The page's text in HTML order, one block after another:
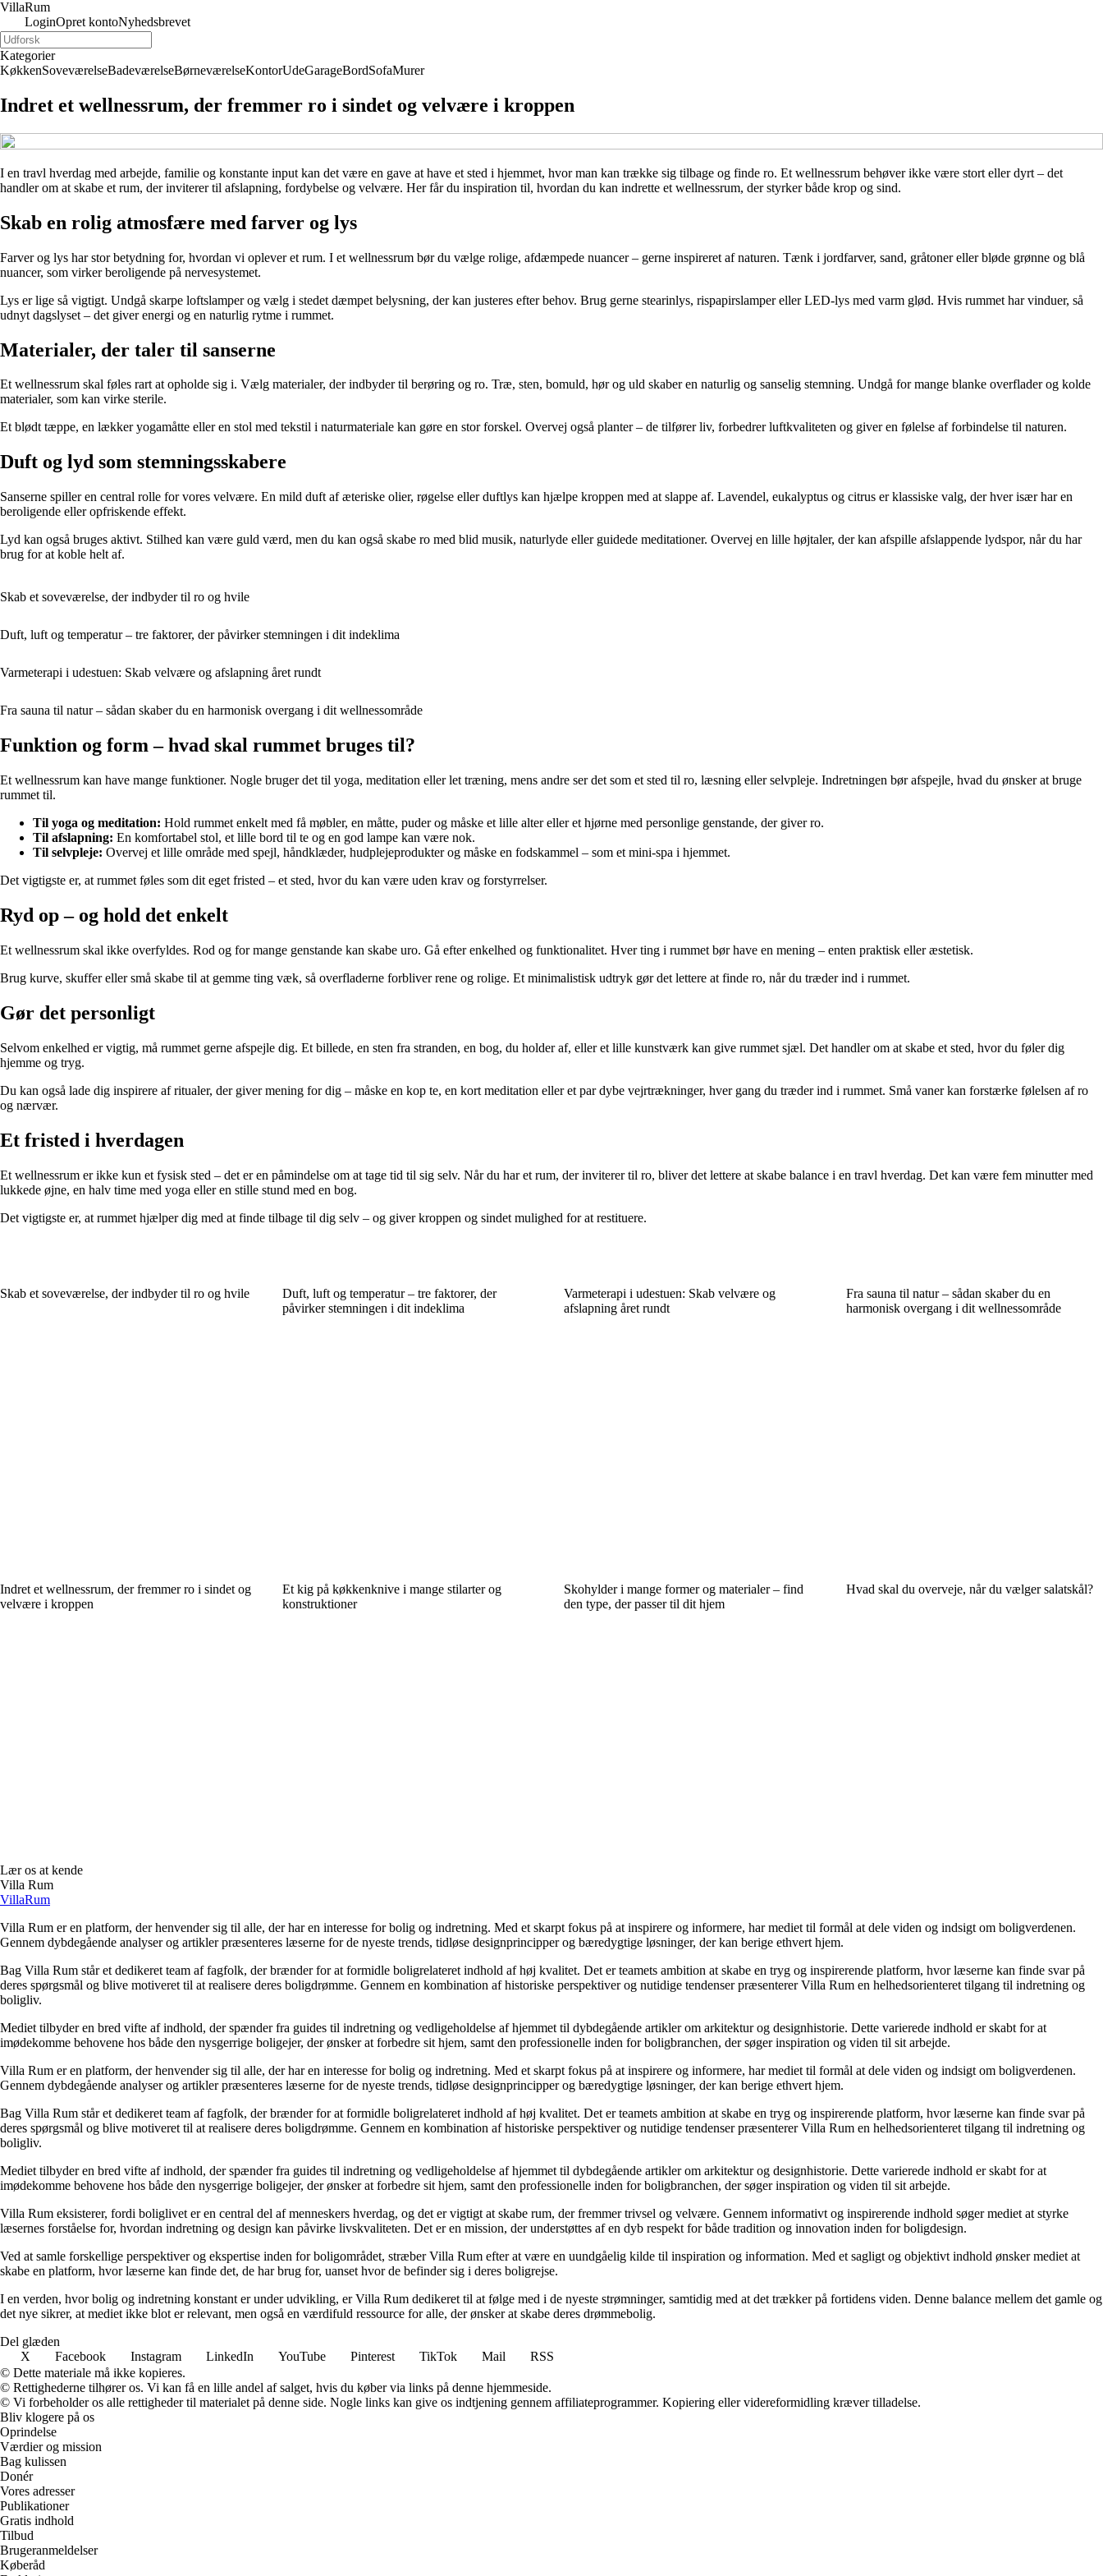
VillaRum
LoginOpret kontoNyhedsbrevet
Kategorier
KøkkenSoveværelseBadeværelseBørneværelseKontorUdeGarageBordSofaMurer
Indret et wellnessrum, der fremmer ro i sindet og velvære i kroppen
I en travl hverdag med arbejde, familie og konstante input kan det være en gave at have et sted i hjemmet, hvor man kan trække sig tilbage og finde ro. Et wellnessrum behøver ikke være stort eller dyrt – det
handler om at skabe et rum, der inviterer til afslapning, fordybelse og velvære. Her får du inspiration til, hvordan du kan indrette et wellnessrum, der styrker både krop og sind.
Skab en rolig atmosfære med farver og lys
Farver og lys har stor betydning for, hvordan vi oplever et rum. I et wellnessrum bør du vælge rolige, afdæmpede nuancer – gerne inspireret af naturen. Tænk i jordfarver, sand, gråtoner eller bløde grønne og blå
nuancer, som virker beroligende på nervesystemet.
Lys er lige så vigtigt. Undgå skarpe loftslamper og vælg i stedet dæmpet belysning, der kan justeres efter behov. Brug gerne stearinlys, rispapirslamper eller LED-lys med varm glød. Hvis rummet har vinduer, så
udnyt dagslyset – det giver energi og en naturlig rytme i rummet.
Materialer, der taler til sanserne
Et wellnessrum skal føles rart at opholde sig i. Vælg materialer, der indbyder til berøring og ro. Træ, sten, bomuld, hør og uld skaber en naturlig og sanselig stemning. Undgå for mange blanke overflader og kolde
materialer, som kan virke sterile.
Et blødt tæppe, en lækker yogamåtte eller en stol med tekstil i naturmateriale kan gøre en stor forskel. Overvej også planter – de tilfører liv, forbedrer luftkvaliteten og giver en følelse af forbindelse til naturen.
Duft og lyd som stemningsskabere
Sanserne spiller en central rolle for vores velvære. En mild duft af æteriske olier, røgelse eller duftlys kan hjælpe kroppen med at slappe af. Lavendel, eukalyptus og citrus er klassiske valg, der hver især har en
beroligende eller opfriskende effekt.
Lyd kan også bruges aktivt. Stilhed kan være guld værd, men du kan også skabe ro med blid musik, naturlyde eller guidede meditationer. Overvej en lille højtaler, der kan afspille afslappende lydspor, når du har
brug for at koble helt af.
Skab et soveværelse, der indbyder til ro og hvile
Duft, luft og temperatur – tre faktorer, der påvirker stemningen i dit indeklima
Varmeterapi i udestuen: Skab velvære og afslapning året rundt
Fra sauna til natur – sådan skaber du en harmonisk overgang i dit wellnessområde
Funktion og form – hvad skal rummet bruges til?
Et wellnessrum kan have mange funktioner. Nogle bruger det til yoga, meditation eller let træning, mens andre ser det som et sted til ro, læsning eller selvpleje. Indretningen bør afspejle, hvad du ønsker at bruge
rummet til.
Til yoga og meditation: Hold rummet enkelt med få møbler, en måtte, puder og måske et lille alter eller et hjørne med personlige genstande, der giver ro.
Til afslapning: En komfortabel stol, et lille bord til te og en god lampe kan være nok.
Til selvpleje: Overvej et lille område med spejl, håndklæder, hudplejeprodukter og måske en fodskammel – som et mini-spa i hjemmet.
Det vigtigste er, at rummet føles som dit eget fristed – et sted, hvor du kan være uden krav og forstyrrelser.
Ryd op – og hold det enkelt
Et wellnessrum skal ikke overfyldes. Rod og for mange genstande kan skabe uro. Gå efter enkelhed og funktionalitet. Hver ting i rummet bør have en mening – enten praktisk eller æstetisk.
Brug kurve, skuffer eller små skabe til at gemme ting væk, så overfladerne forbliver rene og rolige. Et minimalistisk udtryk gør det lettere at finde ro, når du træder ind i rummet.
Gør det personligt
Selvom enkelhed er vigtig, må rummet gerne afspejle dig. Et billede, en sten fra stranden, en bog, du holder af, eller et lille kunstværk kan give rummet sjæl. Det handler om at skabe et sted, hvor du føler dig
hjemme og tryg.
Du kan også lade dig inspirere af ritualer, der giver mening for dig – måske en kop te, en kort meditation eller et par dybe vejrtrækninger, hver gang du træder ind i rummet. Små vaner kan forstærke følelsen af ro
og nærvær.
Et fristed i hverdagen
Et wellnessrum er ikke kun et fysisk sted – det er en påmindelse om at tage tid til sig selv. Når du har et rum, der inviterer til ro, bliver det lettere at skabe balance i en travl hverdag. Det kan være fem minutter med
lukkede øjne, en halv time med yoga eller en stille stund med en bog.
Det vigtigste er, at rummet hjælper dig med at finde tilbage til dig selv – og giver kroppen og sindet mulighed for at restituere.
Skab et soveværelse, der indbyder til ro og hvile
Duft, luft og temperatur – tre faktorer, der
påvirker stemningen i dit indeklima
Varmeterapi i udestuen: Skab velvære og
afslapning året rundt
Fra sauna til natur – sådan skaber du en
harmonisk overgang i dit wellnessområde
Indret et wellnessrum, der fremmer ro i sindet og
velvære i kroppen
Et kig på køkkenknive i mange stilarter og
konstruktioner
Skohylder i mange former og materialer – find
den type, der passer til dit hjem
Hvad skal du overveje, når du vælger salatskål?
Lær os at kende
Villa Rum
VillaRum
Villa Rum er en platform, der henvender sig til alle, der har en interesse for bolig og indretning. Med et skarpt fokus på at inspirere og informere, har mediet til formål at dele viden og indsigt om boligverdenen.
Gennem dybdegående analyser og artikler præsenteres læserne for de nyeste trends, tidløse designprincipper og bæredygtige løsninger, der kan berige ethvert hjem.
Bag Villa Rum står et dedikeret team af fagfolk, der brænder for at formidle boligrelateret indhold af høj kvalitet. Det er teamets ambition at skabe en tryg og inspirerende platform, hvor læserne kan finde svar på
deres spørgsmål og blive motiveret til at realisere deres boligdrømme. Gennem en kombination af historiske perspektiver og nutidige tendenser præsenterer Villa Rum en helhedsorienteret tilgang til indretning og
boligliv.
Mediet tilbyder en bred vifte af indhold, der spænder fra guides til indretning og vedligeholdelse af hjemmet til dybdegående artikler om arkitektur og designhistorie. Dette varierede indhold er skabt for at
imødekomme behovene hos både den nysgerrige boligejer, der ønsker at forbedre sit hjem, samt den professionelle inden for boligbranchen, der søger inspiration og viden til sit arbejde.
Villa Rum er en platform, der henvender sig til alle, der har en interesse for bolig og indretning. Med et skarpt fokus på at inspirere og informere, har mediet til formål at dele viden og indsigt om boligverdenen.
Gennem dybdegående analyser og artikler præsenteres læserne for de nyeste trends, tidløse designprincipper og bæredygtige løsninger, der kan berige ethvert hjem.
Bag Villa Rum står et dedikeret team af fagfolk, der brænder for at formidle boligrelateret indhold af høj kvalitet. Det er teamets ambition at skabe en tryg og inspirerende platform, hvor læserne kan finde svar på
deres spørgsmål og blive motiveret til at realisere deres boligdrømme. Gennem en kombination af historiske perspektiver og nutidige tendenser præsenterer Villa Rum en helhedsorienteret tilgang til indretning og
boligliv.
Mediet tilbyder en bred vifte af indhold, der spænder fra guides til indretning og vedligeholdelse af hjemmet til dybdegående artikler om arkitektur og designhistorie. Dette varierede indhold er skabt for at
imødekomme behovene hos både den nysgerrige boligejer, der ønsker at forbedre sit hjem, samt den professionelle inden for boligbranchen, der søger inspiration og viden til sit arbejde.
Villa Rum eksisterer, fordi boliglivet er en central del af menneskers hverdag, og det er vigtigt at skabe rum, der fremmer trivsel og velvære. Gennem informativt og inspirerende indhold søger mediet at styrke
læsernes forståelse for, hvordan indretning og design kan påvirke livskvaliteten. Det er en mission, der understøttes af en dyb respekt for både tradition og innovation inden for boligdesign.
Ved at samle forskellige perspektiver og ekspertise inden for boligområdet, stræber Villa Rum efter at være en uundgåelig kilde til inspiration og information. Med et sagligt og objektivt indhold ønsker mediet at
skabe en platform, hvor læserne kan finde det, de har brug for, uanset hvor de befinder sig i deres boligrejse.
I en verden, hvor bolig og indretning konstant er under udvikling, er Villa Rum dedikeret til at følge med i de nyeste strømninger, samtidig med at det trækker på fortidens viden. Denne balance mellem det gamle og
det nye sikrer, at mediet ikke blot er relevant, men også en værdifuld ressource for alle, der ønsker at skabe deres drømmebolig.
Del glæden
X
Facebook Instagram LinkedIn YouTube Pinterest TikTok Mail
RSS
© Dette materiale må ikke kopieres.
© Rettighederne tilhører os. Vi kan få en lille andel af salget, hvis du køber via links på denne hjemmeside.
© Vi forbeholder os alle rettigheder til materialet på denne side. Nogle links kan give os indtjening gennem affiliateprogrammer. Kopiering eller videreformidling kræver tilladelse.
Bliv klogere på os
Oprindelse
Værdier og mission
Bag kulissen
Donér
Vores adresser
Publikationer
Gratis indhold
Tilbud
Brugeranmeldelser
Køberåd